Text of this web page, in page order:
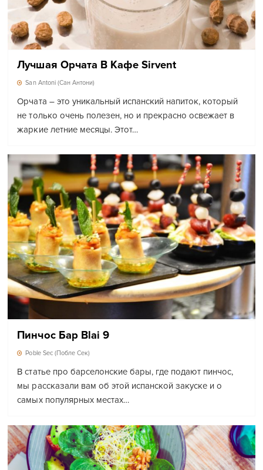
Лучшая Орчата В Кафе Sirvent
San Antoni (Сан Антони)
Орчата – это уникальный испанский напиток, который
не только очень полезен, но и прекрасно освежает в
жаркие летние месяцы. Этот…
Пинчос Бар Blai 9
Poble Sec (Побле Сек)
В статье про барселонские бары, где подают пинчос,
мы рассказали вам об этой испанской закуске и о
самых популярных местах…